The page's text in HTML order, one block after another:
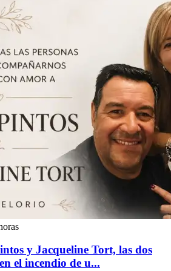
y Jacqueline Tort, las dos
el incendio de u...